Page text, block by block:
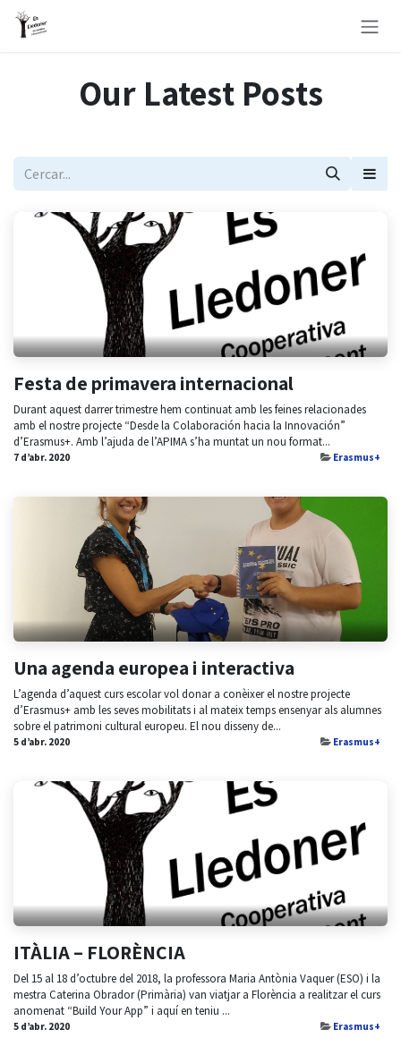
Skip to Content
Our Latest Posts
Festa de primavera internacional
Durant aquest darrer trimestre hem continuat amb les feines relacionades
amb el nostre projecte “Desde la Colaboración hacia la Innovación”
d’Erasmus+. Amb l’ajuda de l’APIMA s’ha muntat un nou format...
7 d’abr. 2020 Erasmus+
Una agenda europea i interactiva
L’agenda d’aquest curs escolar vol donar a conèixer el nostre projecte
d’Erasmus+ amb les seves mobilitats i al mateix temps ensenyar als alumnes
sobre el patrimoni cultural europeu. El nou disseny de...
5 d’abr. 2020 Erasmus+
ITÀLIA – FLORÈNCIA
Del 15 al 18 d’octubre del 2018, la professora Maria Antònia Vaquer (ESO) i la
mestra Caterina Obrador (Primària) van viatjar a Florència a realitzar el curs
anomenat “Build Your App” i aquí en teniu ...
5 d’abr. 2020 Erasmus+